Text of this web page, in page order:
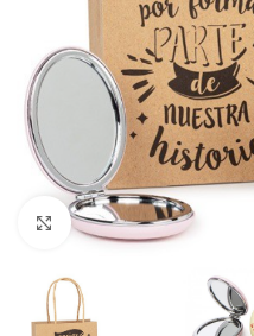
Ampliar foto